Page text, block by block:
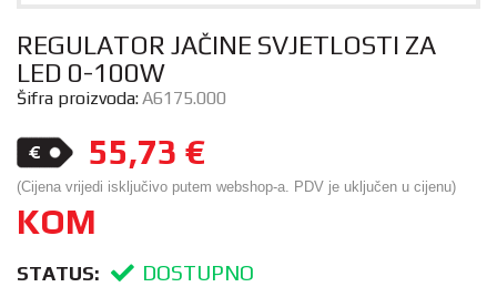
REGULATOR JAČINE SVJETLOSTI ZA
LED 0-100W
Šifra proizvoda:A6175.000
55,73 €
(Cijena vrijedi isključivo putem webshop-a. PDV je uključen u cijenu)
KOM
STATUS: DOSTUPNO